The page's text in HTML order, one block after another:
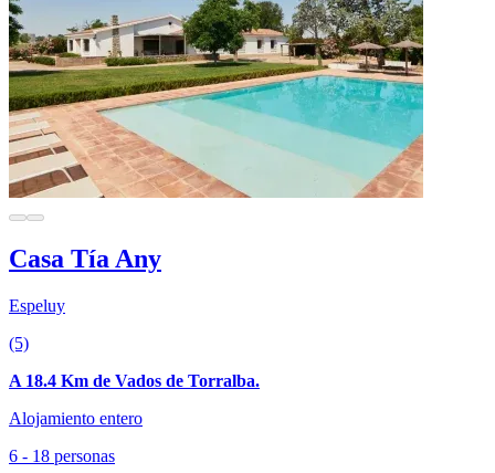
Casa Tía Any
Espeluy
(5)
A 18.4 Km de Vados de Torralba.
Alojamiento entero
6 - 18 personas